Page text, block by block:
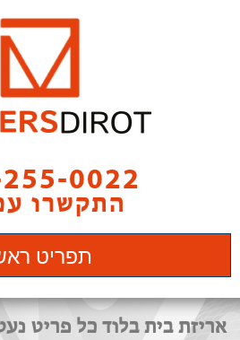
0022
התקשרו
תפריט
אריזת בית בלוד כל פריט